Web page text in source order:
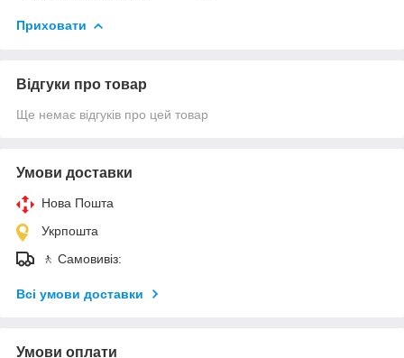
Приховати
Відгуки про товар
Ще немає відгуків про цей товар
Умови доставки
Нова Пошта
Укрпошта
🚶 Самовивіз:
Всі умови доставки
Умови оплати